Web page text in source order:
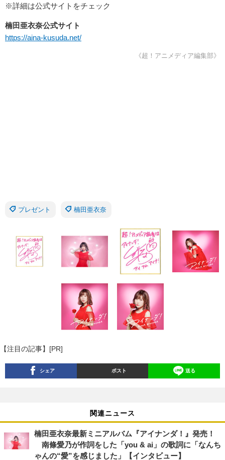
※詳細は公式サイトをチェック
楠田亜衣奈公式サイト
https://aina-kusuda.net/
《超！アニメディア編集部》
プレゼント 楠田亜衣奈
【注目の記事】[PR]
シェア ポスト 送る
関連ニュース
楠田亜衣奈最新ミニアルバム『アイナンダ！』発売！
南條愛乃が作詞をした「you & ai」の歌詞に「なんち
ゃんの“愛”を感じました」【インタビュー】